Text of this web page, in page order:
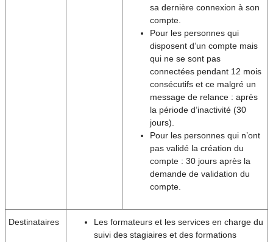
sa dernière connexion à son
compte.
Pour les personnes qui
disposent d’un compte mais
qui ne se sont pas
connectées pendant 12 mois
consécutifs et ce malgré un
message de relance : après
la période d’inactivité (30
jours).
Pour les personnes qui n’ont
pas validé la création du
compte : 30 jours après la
demande de validation du
compte.
Destinataires
Les formateurs et les services en charge du
suivi des stagiaires et des formations